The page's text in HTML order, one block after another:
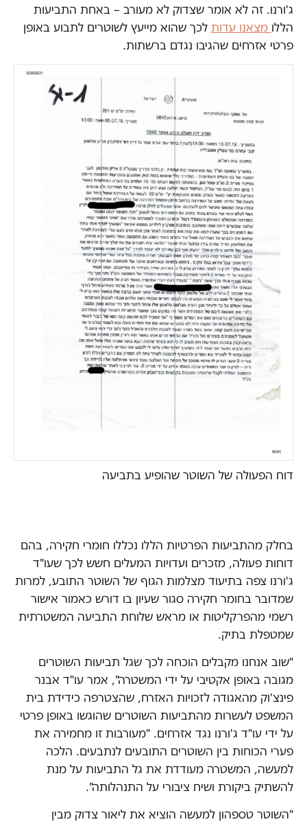
ג'ורנו. זה לא אומר שצדוק לא מעורב – באחת התביעות
הללו מצאנו עדות לכך שהוא מייעץ לשוטרים לתבוע באופן
פרטי אזרחים שהגיבו נגדם ברשתות.
דוח הפעולה של השוטר שהופיע בתביעה
בחלק מהתביעות הפרטיות הללו נכללו חומרי חקירה, בהם
דוחות פעולה, מזכרים ועדויות המעלים חשש לכך שעו"ד
ג'ורנו צפה בתיעוד מצלמות הגוף של השוטר התובע, למרות
שמדובר בחומר חקירה סגור שעיון בו דורש כאמור אישור
רשמי מהפרקליטות או מראש שלוחת התביעה המשטרתית
שמטפלת בתיק.
"שוב אנחנו מקבלים הוכחה לכך שגל תביעות השוטרים
מגובה באופן אקטיבי על ידי המשטרה", אמר עו"ד אבנר
פינצ'וק מהאגודה לזכויות האזרח, שהצטרפה כידידת בית
המשפט לעשרות מהתביעות השוטרים שהוגשו באופן פרטי
על ידי עו"ד ג'ורנו נגד אזרחים. "מעורבות זו מחמירה את
פערי הכוחות בין השוטרים התובעים לנתבעים. הלכה
למעשה, המשטרה מעודדת את גל התביעות על מנת
להשתיק ביקורת ושיח ציבורי על התנהלותה".
"השוטר טספהון למעשה הוציא את ליאור צדוק מבין